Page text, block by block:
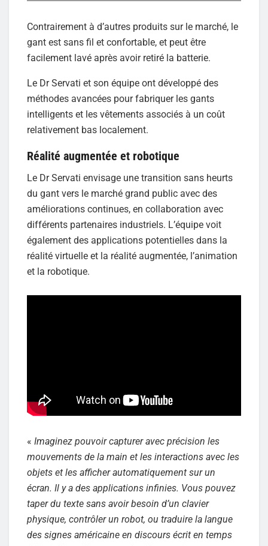
Contrairement à d’autres produits sur le marché, le
gant est sans fil et confortable, et peut être
facilement lavé après avoir retiré la batterie.
Le Dr Servati et son équipe ont développé des
méthodes avancées pour fabriquer les gants
intelligents et les vêtements associés à un coût
relativement bas localement.
Réalité augmentée et robotique
Le Dr Servati envisage une transition sans heurts
du gant vers le marché grand public avec des
améliorations continues, en collaboration avec
différents partenaires industriels. L’équipe voit
également des applications potentielles dans la
réalité virtuelle et la réalité augmentée, l’animation
et la robotique.
« Imaginez pouvoir capturer avec précision les
mouvements de la main et les interactions avec les
objets et les afficher automatiquement sur un
écran. Il y a des applications infinies. Vous pouvez
taper du texte sans avoir besoin d’un clavier
physique, contrôler un robot, ou traduire la langue
des signes américaine en discours écrit en temps